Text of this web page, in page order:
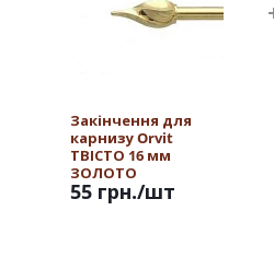
Закінчення для
карнизу Orvit
ТВІСТО 16 мм
ЗОЛОТО
55 грн./шт